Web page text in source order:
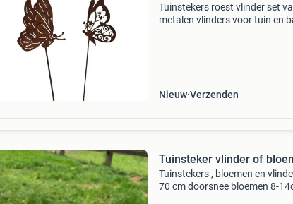
Tuinstekers roest vlinder set
metalen vlinders voor tuin en
Nieuw Verzenden
Tuinsteker vlinder of
Tuinstekers , bloemen en
70 cm doorsnee bloemen 8-